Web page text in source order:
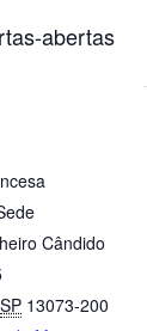
abertas
Cândido
SP 13073-200